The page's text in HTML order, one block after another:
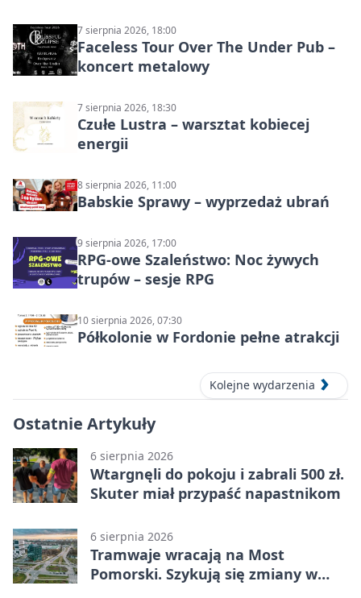
7 sierpnia 2026, 18:00
Faceless Tour Over The Under Pub –
koncert metalowy
7 sierpnia 2026, 18:30
Czułe Lustra – warsztat kobiecej
energii
8 sierpnia 2026, 11:00
Babskie Sprawy – wyprzedaż ubrań
9 sierpnia 2026, 17:00
RPG-owe Szaleństwo: Noc żywych
trupów – sesje RPG
10 sierpnia 2026, 07:30
Półkolonie w Fordonie pełne atrakcji
Kolejne wydarzenia
Ostatnie Artykuły
6 sierpnia 2026
Wtargnęli do pokoju i zabrali 500 zł.
Skuter miał przypaść napastnikom
6 sierpnia 2026
Tramwaje wracają na Most
Pomorski. Szykują się zmiany w